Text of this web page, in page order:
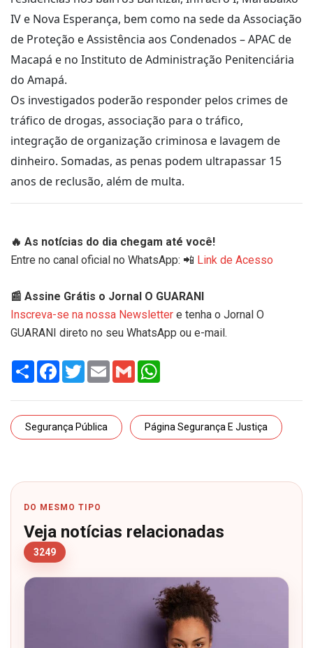
IV e Nova Esperança, bem como na sede da Associação
de Proteção e Assistência aos Condenados – APAC de
Macapá e no Instituto de Administração Penitenciária
do Amapá.
Os investigados poderão responder pelos crimes de
tráfico de drogas, associação para o tráfico,
integração de organização criminosa e lavagem de
dinheiro. Somadas, as penas podem ultrapassar 15
anos de reclusão, além de multa.
🔥 As notícias do dia chegam até você!
Entre no canal oficial no WhatsApp: 📲 Link de Acesso
📰 Assine Grátis o Jornal O GUARANI
Inscreva-se na nossa Newsletter e tenha o Jornal O
GUARANI direto no seu WhatsApp ou e-mail.
Share Facebook
TwitterEmail Gmail
Segurança Pública Página Segurança E Justiça
DO MESMO TIPO
Veja notícias relacionadas
3249